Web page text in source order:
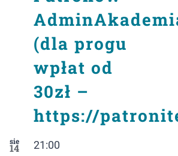
(dla progu
wpłat od
30zł –
https://
sie
14 21:00